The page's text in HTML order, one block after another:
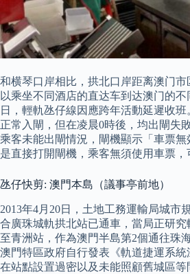
和横琴口岸相比，拱北口岸距离澳门
以乘坐不同酒店的直达车到达澳门的不
日，輕軌氹仔線因應跨年活動延遲收班
正常入閘，但在凌晨0時後，均出閘失
乘客未能出閘情況，閘機顯示「車票
是直接打開閘機，乘客無須使用車票，
氹仔快剪: 澳門本島（議事亭前地）
2013年4月20日，土地工務運輸局城市
合廣珠城軌拱北站已通車，當局正研
至青洲站，作為澳門半島第2個通往珠
澳門特區政府自行發表《軌道捷運系
在站點設置過密以及未能照顧舊城區等